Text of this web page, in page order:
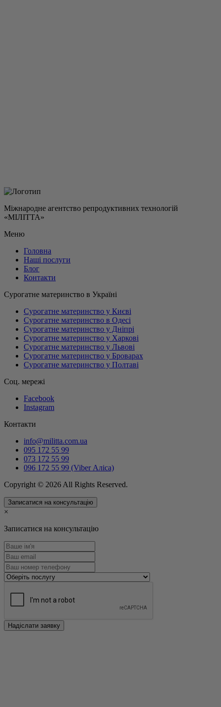
Міжнародне агентство репродуктивних технологій
«МІЛІТТА»
Меню
Головна
Наші послуги
Блог
Контакти
Сурогатне материнство в Україні
Сурогатне материнство у Києві
Сурогатне материнство в Одесі
Сурогатне материнство у Дніпрі
Сурогатне материнство у Харкові
Сурогатне материнство у Львові
Сурогатне материнство у Броварах
Сурогатне материнство у Полтаві
Соц. мережі
Facebook
Instagram
Контакти
info@militta.com.ua
095 172 55 99
073 172 55 99
096 172 55 99 (Viber Аліса)
Copyright © 2026 All Rights Reserved.
Записатися на консультацію
×
Записатися на консультацію
Надіслати заявку